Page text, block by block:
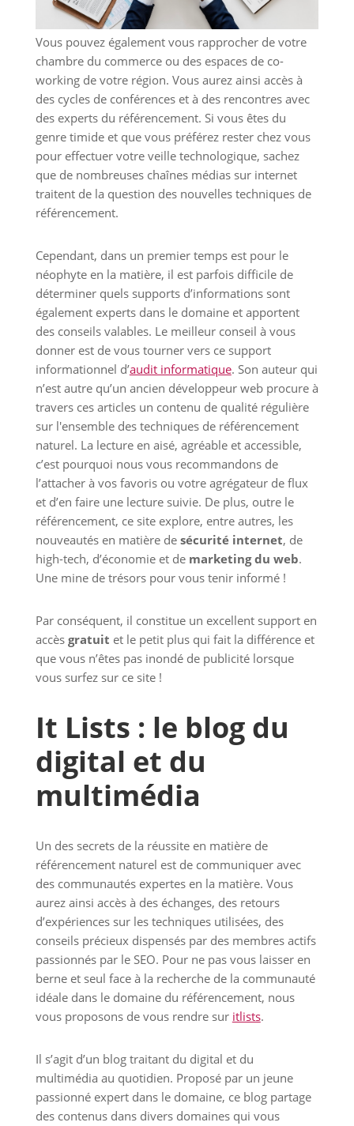
Vous pouvez également vous rapprocher de votre
chambre du commerce ou des espaces de co-
working de votre région. Vous aurez ainsi accès à
des cycles de conférences et à des rencontres avec
des experts du référencement. Si vous êtes du
genre timide et que vous préférez rester chez vous
pour effectuer votre veille technologique, sachez
que de nombreuses chaînes médias sur internet
traitent de la question des nouvelles techniques de
référencement.
Cependant, dans un premier temps est pour le
néophyte en la matière, il est parfois difficile de
déterminer quels supports d’informations sont
également experts dans le domaine et apportent
des conseils valables. Le meilleur conseil à vous
donner est de vous tourner vers ce support
informationnel d’audit informatique. Son auteur qui
n’est autre qu’un ancien développeur web procure à
travers ces articles un contenu de qualité régulière
sur l'ensemble des techniques de référencement
naturel. La lecture en aisé, agréable et accessible,
c’est pourquoi nous vous recommandons de
l’attacher à vos favoris ou votre agrégateur de flux
et d’en faire une lecture suivie. De plus, outre le
référencement, ce site explore, entre autres, les
nouveautés en matière de sécurité internet, de
high-tech, d’économie et de marketing du web.
Une mine de trésors pour vous tenir informé !
Par conséquent, il constitue un excellent support en
accès gratuit et le petit plus qui fait la différence et
que vous n’êtes pas inondé de publicité lorsque
vous surfez sur ce site !
It Lists : le blog du
digital et du
multimédia
Un des secrets de la réussite en matière de
référencement naturel est de communiquer avec
des communautés expertes en la matière. Vous
aurez ainsi accès à des échanges, des retours
d’expériences sur les techniques utilisées, des
conseils précieux dispensés par des membres actifs
passionnés par le SEO. Pour ne pas vous laisser en
berne et seul face à la recherche de la communauté
idéale dans le domaine du référencement, nous
vous proposons de vous rendre sur itlists.
Il s’agit d’un blog traitant du digital et du
multimédia au quotidien. Proposé par un jeune
passionné expert dans le domaine, ce blog partage
des contenus dans divers domaines qui vous